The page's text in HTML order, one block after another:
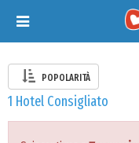
Toggle
navigation
POPOLARITÀ
1 Hotel Consigliato